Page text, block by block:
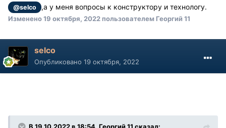
@selco ,а у меня вопросы к конструктору и технологу.
Изменено19 октября, 2022пользователем Георгий 11
selco
Опубликовано 19 октября, 2022